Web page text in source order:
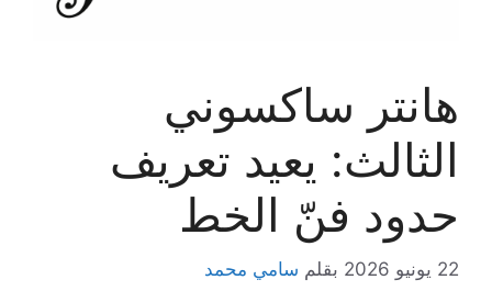
هانتر ساكسوني
الثالث: يعيد تعريف
حدود فنّ الخط
22 يونيو 2026 بقلم سامي محمد